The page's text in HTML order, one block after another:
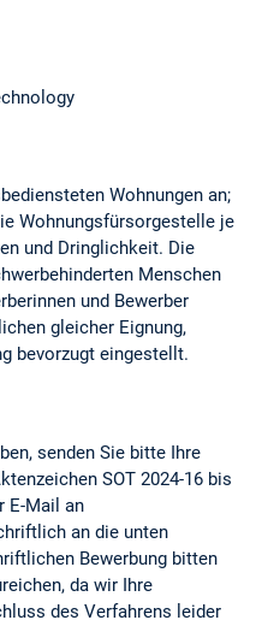
Wohnungen an;
Wohnungsfürsorgestelle je
und Dringlichkeit. Die
Menschen
und Bewerber
gleicher Eignung,
bevorzugt eingestellt.
senden Sie bitte Ihre
SOT 2024-16 bis
E-Mail an
an die unten
Bewerbung bitten
da wir Ihre
des Verfahrens leider